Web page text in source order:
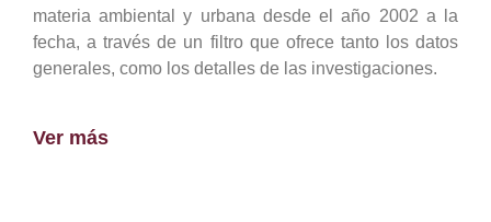
materia ambiental y urbana desde el año 2002 a la
fecha, a través de un filtro que ofrece tanto los datos
generales, como los detalles de las investigaciones.
Ver más